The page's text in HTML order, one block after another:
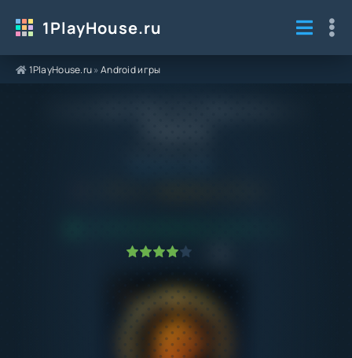
1PlayHouse.ru
1PlayHouse.ru»Android игры